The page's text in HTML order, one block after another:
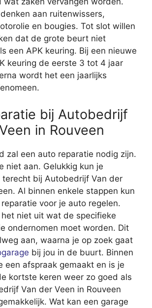
aan ruitenwissers,
en bougies. Tot slot willen
dat de grote beurt niet
een APK keuring. Bij een nieuwe
keuring de eerste 3 tot 4 jaar
wordt het een jaarlijks
bij Autobedrijf
in Rouveen
zal een auto reparatie nodig zijn.
niet aan. Gelukkig kun je
terecht bij Autobedrijf Van der
Al binnen enkele stappen kun
voor je auto regelen.
niet uit wat de specifieke
ondernomen moet worden. Dit
aan, waarna je op zoek gaat
bij jou in de buurt. Binnen
een afspraak gemaakt en is je
kortste keren weer zo goed als
Van der Veen in Rouveen
Wat kan een garage